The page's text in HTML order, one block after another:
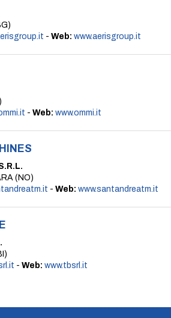
- Web: www.aerisgroup.it
- Web: www.ommi.it
(NO)
- Web: www.santandreatm.it
- Web: www.tbsrl.it